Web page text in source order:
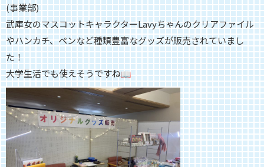
(事業部)
武庫女のマスコットキャラクターLavyちゃんのクリアファイル
やハンカチ、ペンなど種類豊富なグッズが販売されていまし
た！
大学生活でも使えそうですね